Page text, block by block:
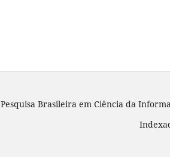
Pesquisa Brasileira em Ciência da